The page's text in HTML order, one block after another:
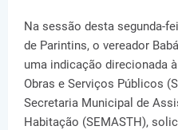
Na sessão desta segunda-
de Parintins, o vereador
uma indicação direcionada
Obras e Serviços Públicos
Secretaria Municipal de
Habitação (SEMASTH),